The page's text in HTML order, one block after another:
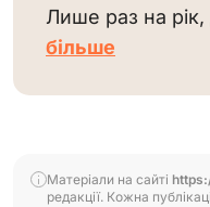
Лише раз на
більше
Матеріали на сайті
редакції. Кожна